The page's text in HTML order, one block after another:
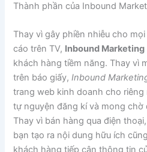
Thành phần của Inbound
Thay vì gây phiền nhiễu cho
cáo trên TV, Inbound Marketing
khách hàng tiềm năng. Thay vì
trên báo giấy,Inbound
trang web kinh doanh cho
tự nguyện đăng kí và mong
Thay vì bán hàng qua điện
bạn tạo ra nội dung hữu ích